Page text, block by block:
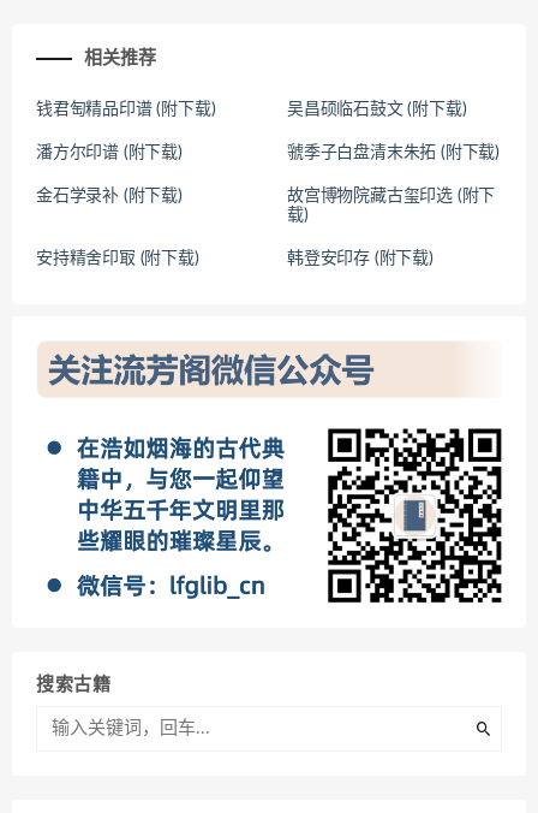
相关推荐
钱君匋精品印谱 (附下载) 吴昌硕临石鼓文 (附下载)
潘方尔印谱 (附下载) 虢季子白盘清末朱拓 (附下载)
金石学录补 (附下载)
故宫博物院藏古玺印选 (附下
载)
安持精舍印冣 (附下载) 韩登安印存 (附下载)
搜索古籍